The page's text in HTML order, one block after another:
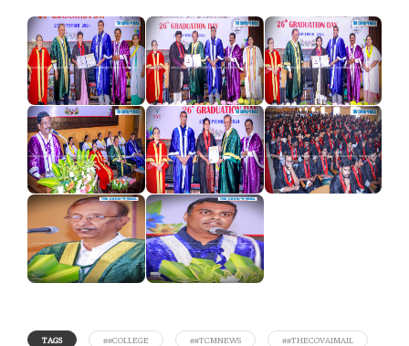
TAGS ##COLLEGE ##TCMNEWS
##THECOVAIMAIL